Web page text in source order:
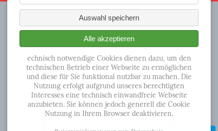
Termin Online buchen
Kontakt
Fachärzte für Allgemeinmedizin
Ernst-Bähre-Str. 1A
30453 Hannover
info@hausarztpraxis-ahlem.de
Telefon: 0511 - 48 30 99
Telefax: 0511 - 26 00 586
So kommen Sie zu uns
Auswahl speichern
Alle akzeptieren
echnisch notwendige Cookies dienen dazu, um den
technischen Betrieb einer Webseite zu ermöglichen
und diese für Sie funktional nutzbar zu machen. Die
Nutzung erfolgt aufgrund unseres berechtigten
Interesses eine technisch einwandfreie Webseite
anzubieten. Sie können jedoch generell die Cookie
Nutzung in Ihrem Browser deaktivieren.